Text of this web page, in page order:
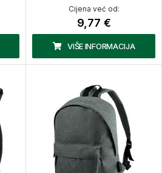
Cijena već od:
9,77 €
VIŠE INFORMACIJA